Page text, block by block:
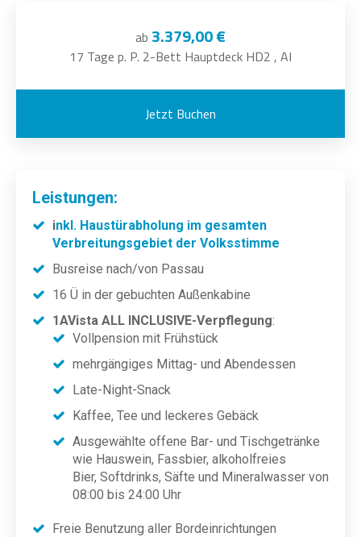
ab 3.379,00 €
17 Tage p. P. 2-Bett Hauptdeck HD2 , AI
Jetzt Buchen
Leistungen:
inkl. Haustürabholung im gesamten
Verbreitungsgebiet der Volksstimme
Busreise nach/von Passau
16 Ü in der gebuchten Außenkabine
1AVista ALL INCLUSIVE-Verpflegung:
Vollpension mit Frühstück
mehrgängiges Mittag- und Abendessen
Late-Night-Snack
Kaffee, Tee und leckeres Gebäck
Ausgewählte offene Bar- und Tischgetränke
wie Hauswein, Fassbier, alkoholfreies
Bier, Softdrinks, Säfte und Mineralwasser von
08:00 bis 24:00 Uhr
Freie Benutzung aller Bordeinrichtungen